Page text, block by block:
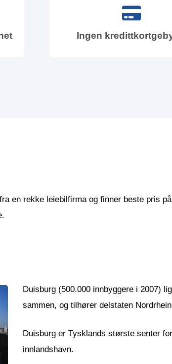
Ingen
en rekke leiebilfirma og finner beste pris
Duisburg (500.000 innbyggere i 2007)
sammen, og tilhører delstaten
Duisburg er Tysklands største senter
innlandshavn.